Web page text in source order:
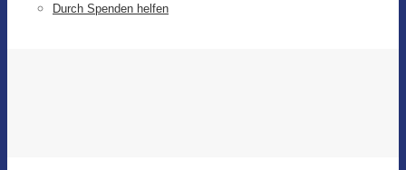
Durch Spenden helfen